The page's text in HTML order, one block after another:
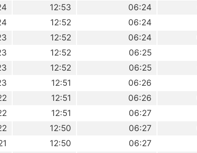
06:24
12:53
06:24
12:52
06:24
12:52
06:25
12:52
06:25
12:52
06:26
12:51
06:26
12:51
06:27
12:51
06:27
12:50
06:27
12:50